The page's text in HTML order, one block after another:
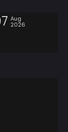
Aug
2026